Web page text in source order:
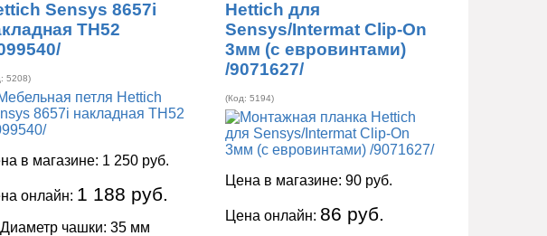
Sensys 8657i
ТН52
5208)
в магазине: 1 250 руб.
онлайн: 1 188 руб.
Диаметр чашки: 35 мм
Hettich для
Sensys/Intermat Clip-On
3мм (с евровинтами)
/9071627/
(Код:5194)
Цена в магазине:90 руб.
Цена онлайн: 86 руб.